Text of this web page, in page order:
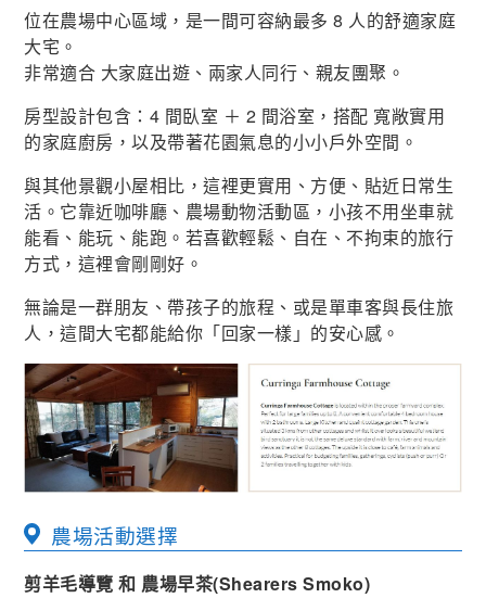
位在農場中心區域，是一間可容納最多 8 人的舒適家庭
大宅。
非常適合 大家庭出遊、兩家人同行、親友團聚。
房型設計包含：4 間臥室 ＋ 2 間浴室，搭配 寬敞實用
的家庭廚房，以及帶著花園氣息的小小戶外空間。
與其他景觀小屋相比，這裡更實用、方便、貼近日常生
活。它靠近咖啡廳、農場動物活動區，小孩不用坐車就
能看、能玩、能跑。若喜歡輕鬆、自在、不拘束的旅行
方式，這裡會剛剛好。
無論是一群朋友、帶孩子的旅程、或是單車客與長住旅
人，這間大宅都能給你「回家一樣」的安心感。
農場活動選擇
剪羊毛導覽 和 農場早茶(Shearers Smoko)